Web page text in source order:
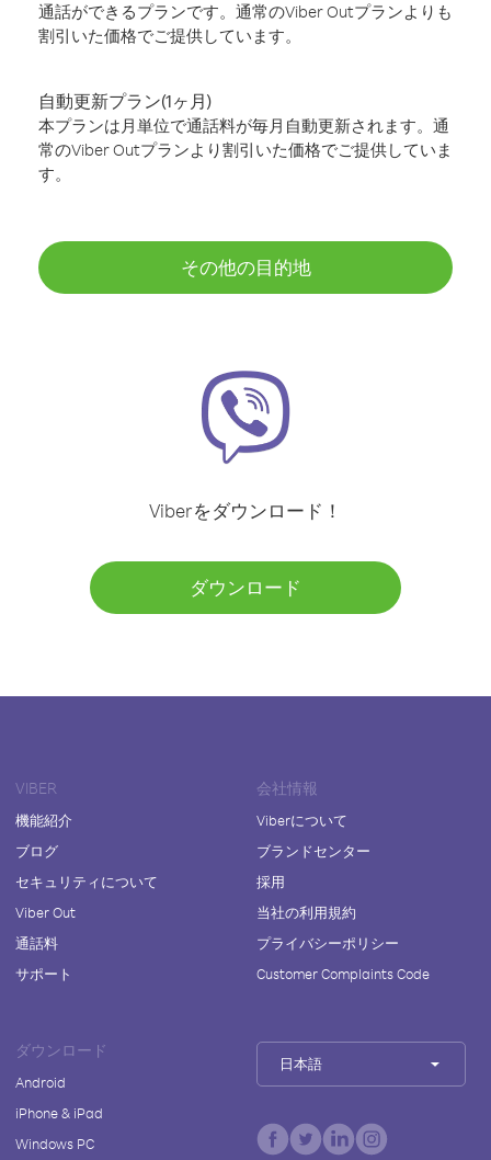
通話ができるプランです。通常のViber Outプランよりも
割引いた価格でご提供しています。
自動更新プラン(1ヶ月)
本プランは月単位で通話料が毎月自動更新されます。通
常のViber Outプランより割引いた価格でご提供していま
す。
その他の目的地
Viberをダウンロード！
ダウンロード
VIBER
機能紹介
ブログ
セキュリティについて
Viber Out
通話料
サポート
会社情報
Viberについて
ブランドセンター
採用
当社の利用規約
プライバシーポリシー
Customer Complaints Code
ダウンロード
Android
iPhone & iPad
Windows PC
日本語